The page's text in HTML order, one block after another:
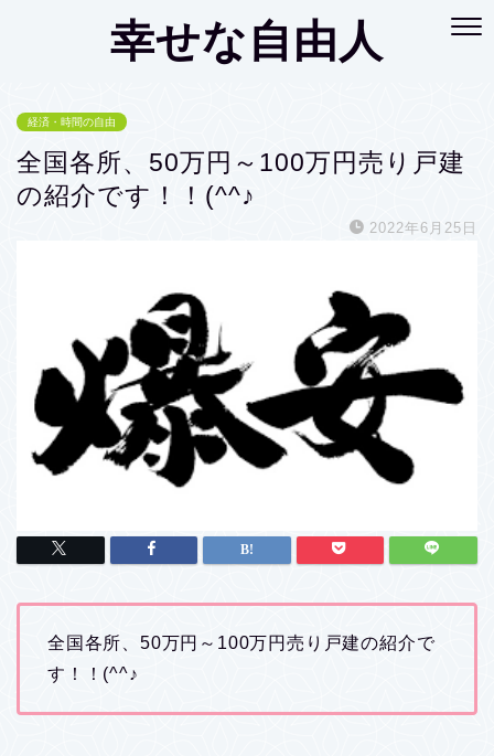
幸せな自由人
経済・時間の自由
全国各所、50万円～100万円売り戸建
の紹介です！！(^^♪
2022年6月25日
全国各所、50万円～100万円売り戸建の紹介で
す！！(^^♪